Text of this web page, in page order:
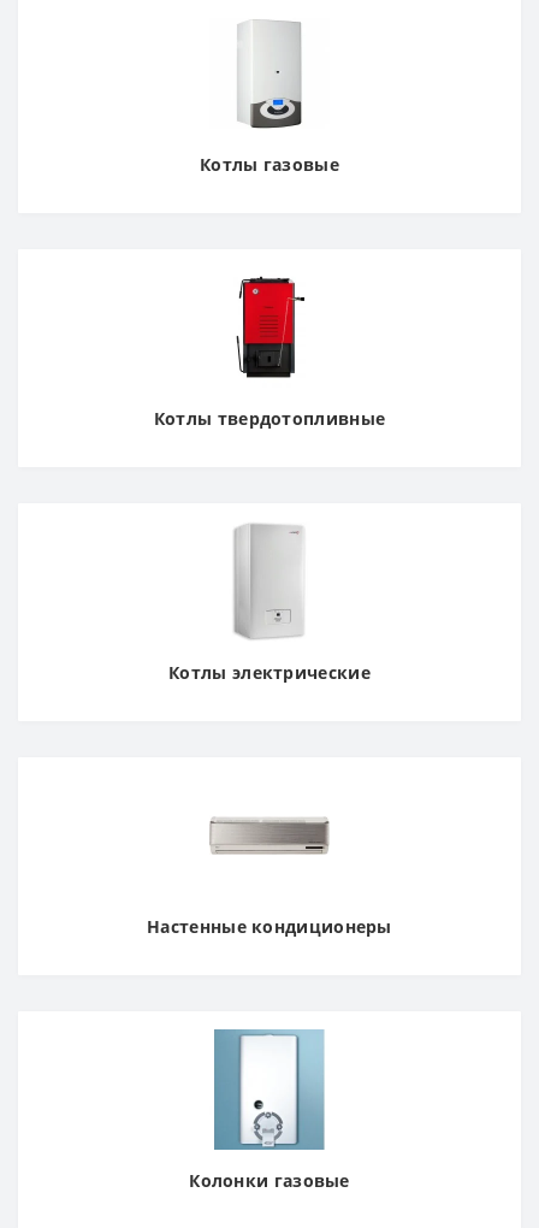
Котлы газовые
Котлы твердотопливные
Котлы электрические
Настенные кондиционеры
Колонки газовые